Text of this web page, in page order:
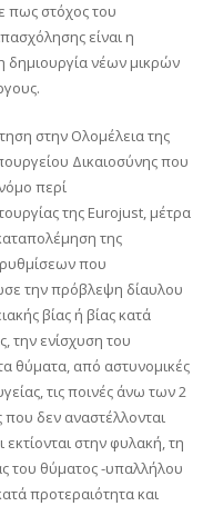
πως στόχος του
είναι η
δημιουργία νέων μικρών
στην Ολομέλεια της
Δικαιοσύνης που
περί
της Eurojust, μέτρα
της
που
την πρόβλεψη δίαυλου
βίας ή βίας κατά
την ενίσχυση του
θύματα, από αστυνομικές
τις ποινές άνω των 2
που δεν αναστέλλονται
στην φυλακή, τη
του θύματος -υπαλλήλου
προτεραιότητα και